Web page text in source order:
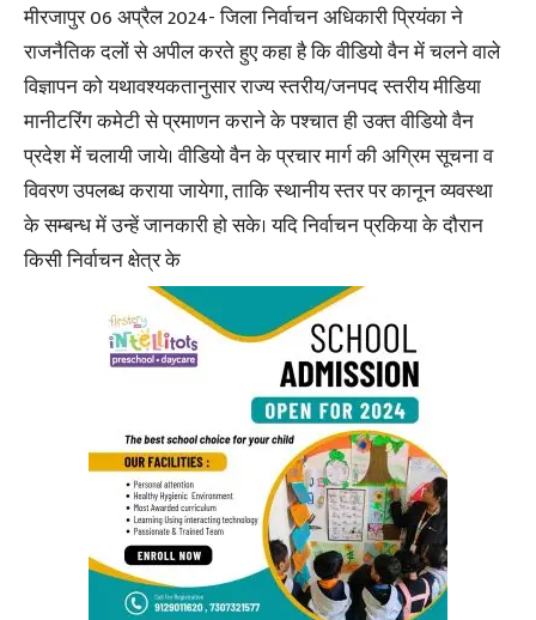
मीरजापुर 06 अप्रैल 2024- जिला निर्वाचन अधिकारी प्रियंका ने
राजनैतिक दलों से अपील करते हुए कहा है कि वीडियो वैन में चलने वाले
विज्ञापन को यथावश्यकतानुसार राज्य स्तरीय/जनपद स्तरीय मीडिया
मानीटरिंग कमेटी से प्रमाणन कराने के पश्चात ही उक्त वीडियो वैन
प्रदेश में चलायी जाये। वीडियो वैन के प्रचार मार्ग की अग्रिम सूचना व
विवरण उपलब्ध कराया जायेगा, ताकि स्थानीय स्तर पर कानून व्यवस्था
के सम्बन्ध में उन्हें जानकारी हो सके। यदि निर्वाचन प्रकिया के दौरान
किसी निर्वाचन क्षेत्र के